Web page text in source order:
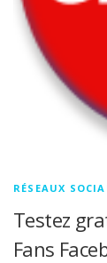
RÉSEAUX
Testez
Fans